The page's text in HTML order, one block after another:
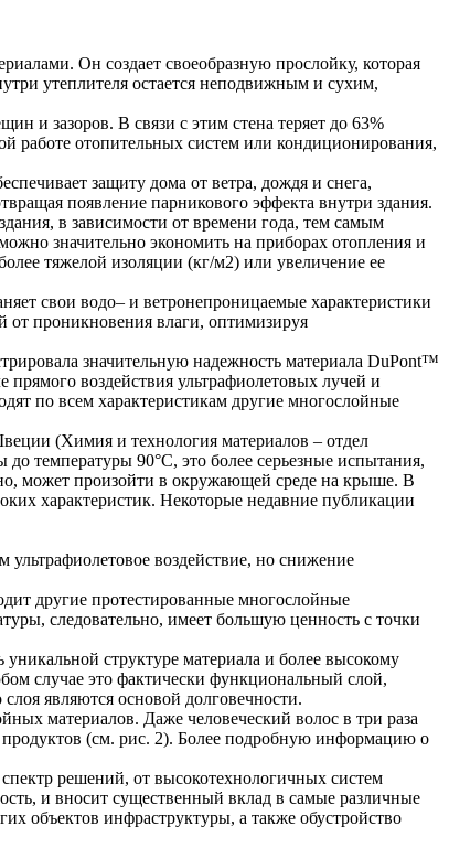
Он создает своеобразную прослойку, которая
утеплителя остается неподвижным и сухим,
и зазоров. В связи с этим стена теряет до 63%
работе отопительных систем или кондиционирования,
защиту дома от ветра, дождя и снега,
появление парникового эффекта внутри здания.
в зависимости от времени года, тем самым
значительно экономить на приборах отопления и
тяжелой изоляции (кг/м2) или увеличение ее
свои водо– и ветронепроницаемые характеристики
от проникновения влаги, оптимизируя
значительную надежность материала DuPont™
прямого воздействия ультрафиолетовых лучей и
по всем характеристикам другие многослойные
(Химия и технология материалов – отдел
температуры 90°C, это более серьезные испытания,
может произойти в окружающей среде на крыше. В
характеристик. Некоторые недавние публикации
воздействие, но снижение
другие протестированные многослойные
следовательно, имеет большую ценность с точки
структуре материала и более высокому
случае это фактически функциональный слой,
являются основой долговечности.
материалов. Даже человеческий волос в три раза
(см. рис. 2). Более подробную информацию о
решений, от высокотехнологичных систем
и вносит существенный вклад в самые различные
объектов инфраструктуры, а также обустройство